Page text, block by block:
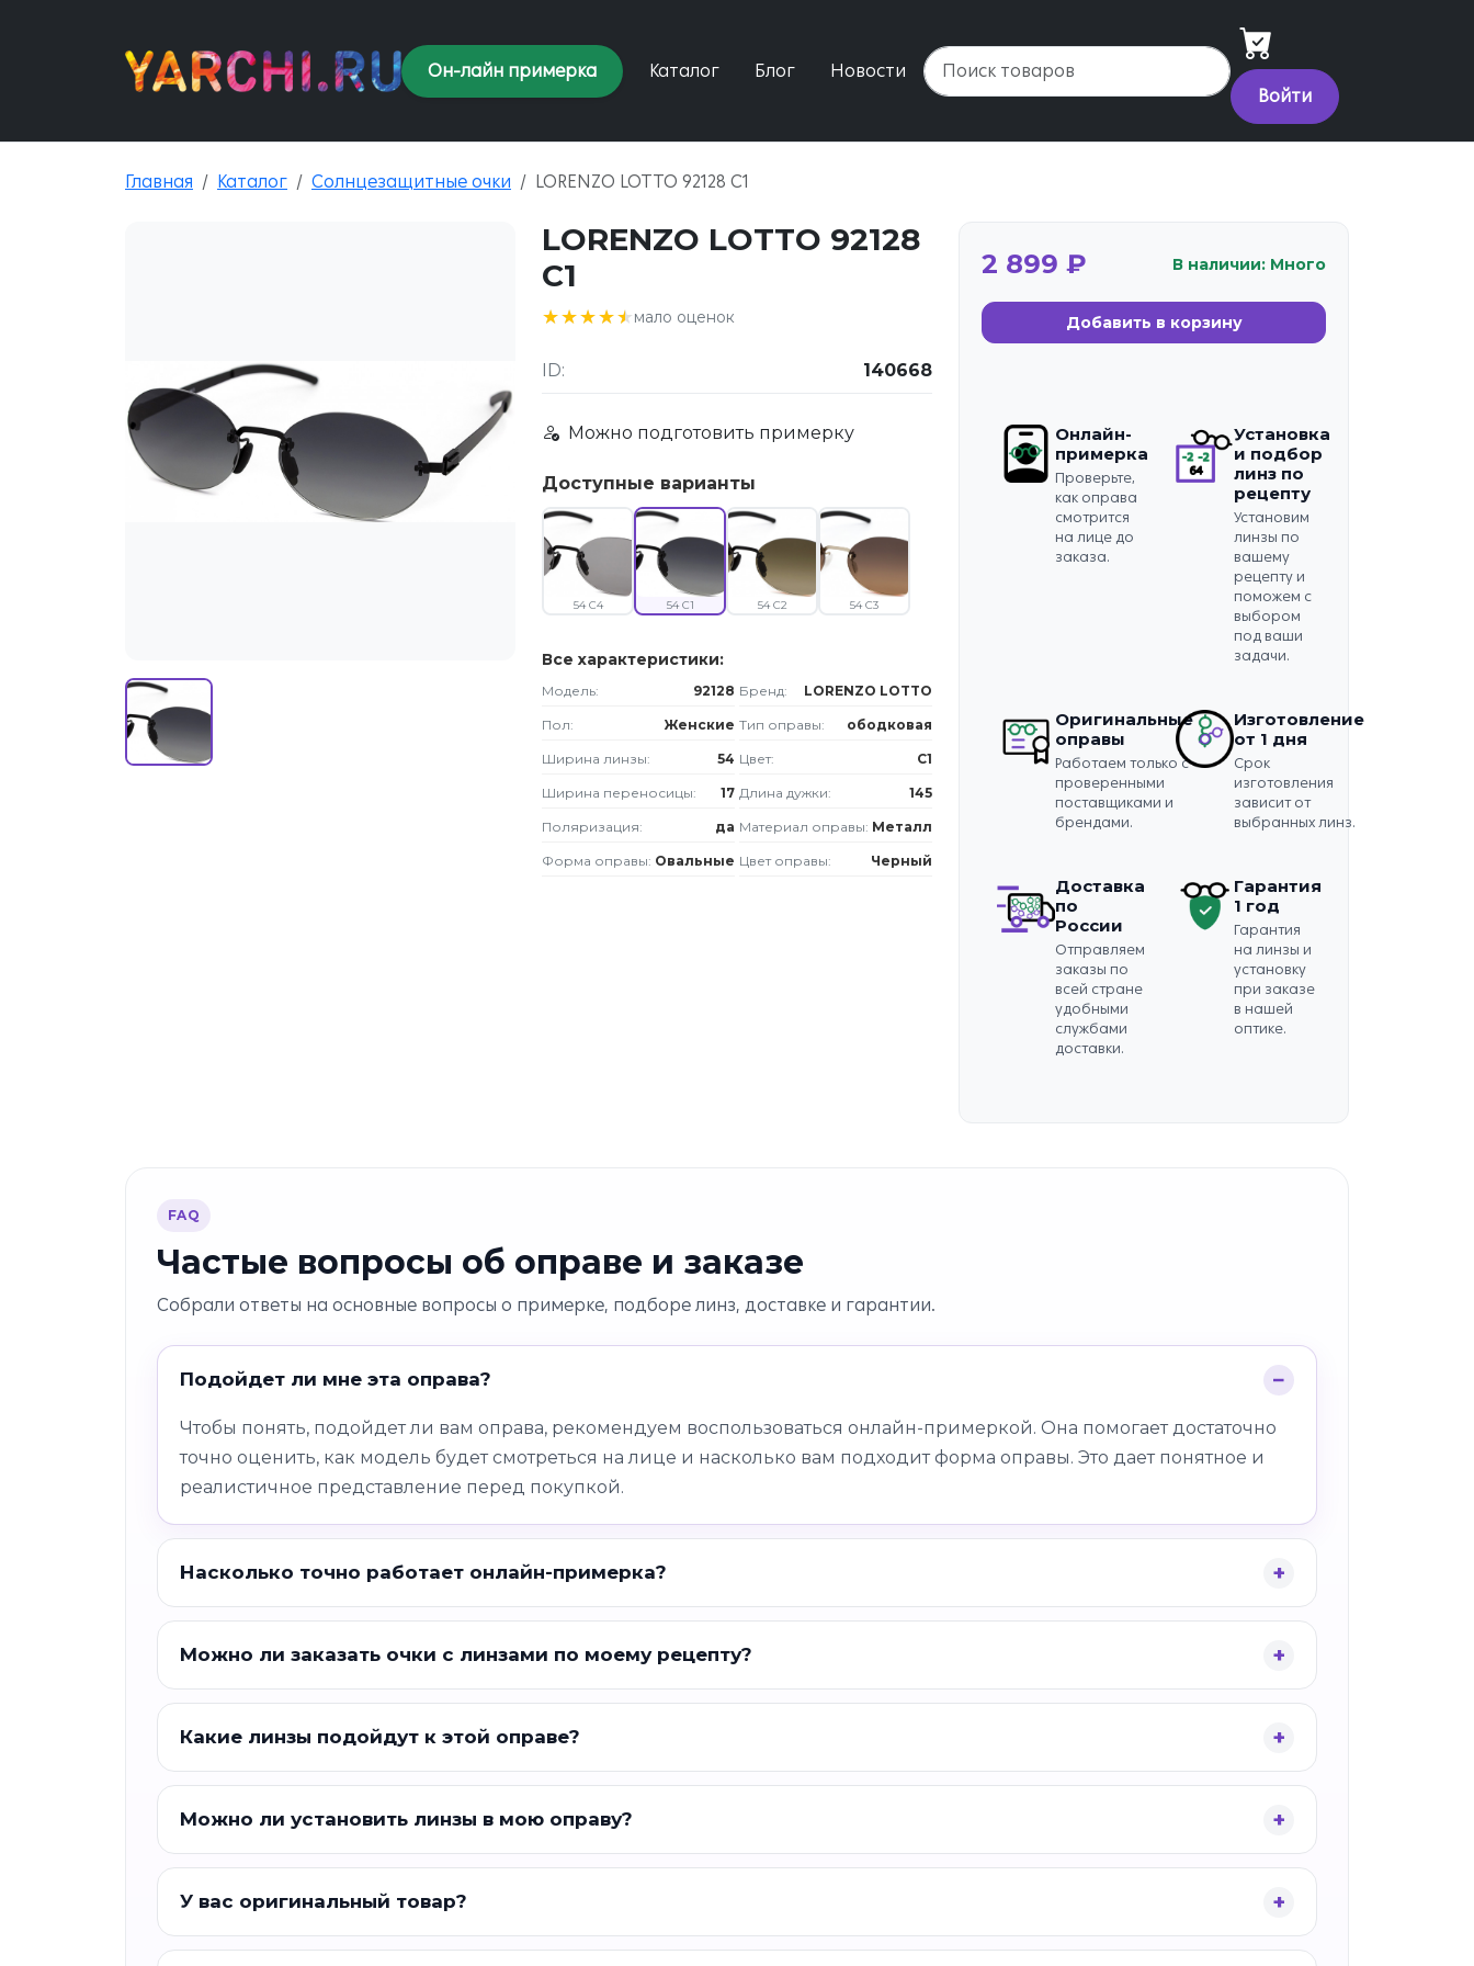
Он-лайн примерка Каталог Блог
Новости
Войти
Главная Каталог Солнцезащитные очки LORENZO LOTTO 92128 C1
LORENZO LOTTO 92128
C1
★★★★★
★★★★★мало оценок
ID: 140668
Можно подготовить примерку
Доступные варианты
54 C4 54 C1 54 C2 54 C3
Все характеристики:
Модель: 92128 Бренд: LORENZO LOTTO
Пол: Женские Тип оправы: ободковая
Ширина линзы: 54 Цвет: C1
Ширина переносицы: 17 Длина дужки: 145
Поляризация: да Материал оправы: Металл
Форма оправы: Овальные Цвет оправы: Черный
2 899 ₽ В наличии: Много
Добавить в корзину
Онлайн-
примерка
Проверьте,
как оправа
смотрится
на лице до
заказа.
Установка
и подбор
линз по
рецепту
Установим
линзы по
вашему
рецепту и
поможем с
выбором
под ваши
задачи.
Оригинальные
оправы
Работаем только с
проверенными
поставщиками и
брендами.
Изготовление
от 1 дня
Срок
изготовления
зависит от
выбранных линз.
Доставка
по
России
Отправляем
заказы по
всей стране
удобными
службами
доставки.
Гарантия
1 год
Гарантия
на линзы и
установку
при заказе
в нашей
оптике.
FAQ
Частые вопросы об оправе и заказе
Собрали ответы на основные вопросы о примерке, подборе линз, доставке и гарантии.
Подойдет ли мне эта оправа?
Чтобы понять, подойдет ли вам оправа, рекомендуем воспользоваться онлайн-примеркой. Она помогает достаточно
точно оценить, как модель будет смотреться на лице и насколько вам подходит форма оправы. Это дает понятное и
реалистичное представление перед покупкой.
Насколько точно работает онлайн-примерка?
Можно ли заказать очки с линзами по моему рецепту?
Какие линзы подойдут к этой оправе?
Можно ли установить линзы в мою оправу?
У вас оригинальный товар?